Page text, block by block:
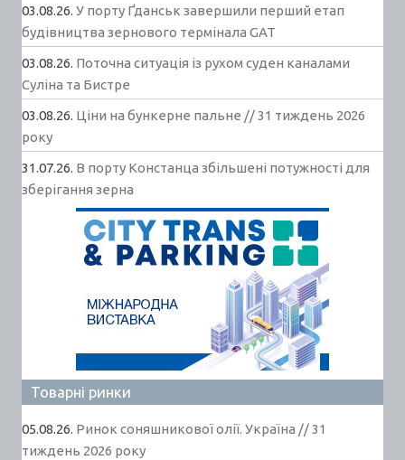
03.08.26. У порту Ґданськ завершили перший етап
будівництва зернового термінала GAT
03.08.26. Поточна ситуація із рухом суден каналами
Суліна та Бистре
03.08.26. Ціни на бункерне пальне // 31 тиждень 2026
року
31.07.26. В порту Констанца збільшені потужності для
зберігання зерна
Товарні ринки
05.08.26. Ринок соняшникової олії. Україна // 31
тиждень 2026 року